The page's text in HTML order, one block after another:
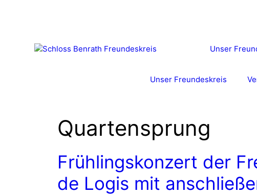
Unser
Unser Freundeskreis
Quartensprung
Frühlingskonzert der
de Logis mit